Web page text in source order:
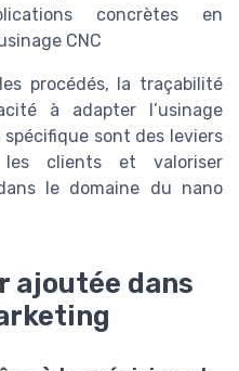
concrètes en
CNC
procédés, la traçabilité
à adapter l’usinage
sont des leviers
les clients et valoriser
le domaine du nano
ajoutée dans